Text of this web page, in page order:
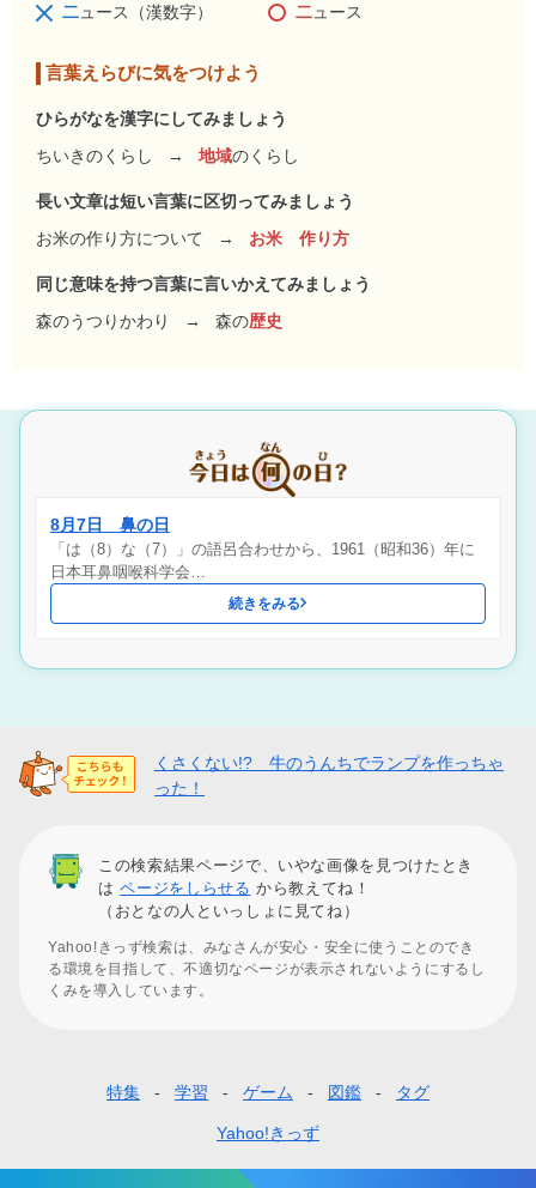
二ュース（漢数字） 二ュース
言葉えらびに気をつけよう
ひらがなを漢字にしてみましょう
ちいきのくらし
→ 地域のくらし
長い文章は短い言葉に区切ってみましょう
お米の作り方について
→ お米 作り方
同じ意味を持つ言葉に言いかえてみましょう
森のうつりかわり
→ 森の歴史
8月7日 鼻の日
「は（8）な（7）」の語呂合わせから、1961（昭和36）年に
日本耳鼻咽喉科学会…
続きをみる
くさくない!? 牛のうんちでランプを作っちゃ
った！
この検索結果ページで、いやな画像を見つけたとき
はページをしらせる から教えてね！
（おとなの人といっしょに見てね）
Yahoo!きっず検索は、みなさんが安心・安全に使うことのでき
る環境を目指して、不適切なページが表示されないようにするし
くみを導入しています。
タ
特集 学習 ゲーム 図鑑 タグ
Yahoo!きっず